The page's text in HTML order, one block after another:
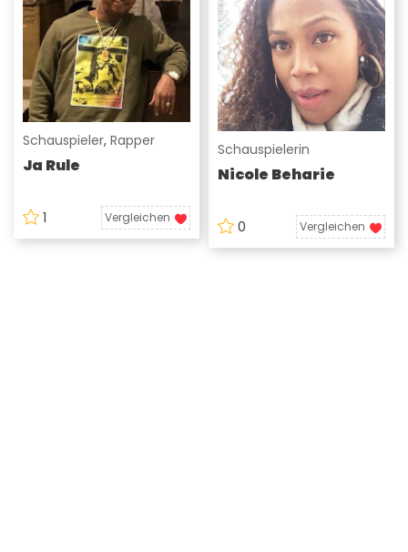
Schauspieler, Rapper
Ja Rule
1 Vergleichen
Schauspielerin
Nicole Beharie
0 Vergleichen